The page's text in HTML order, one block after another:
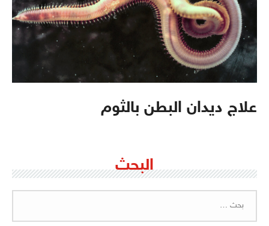
علاج ديدان البطن بالثوم
البحث